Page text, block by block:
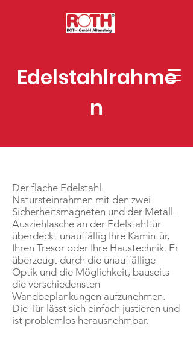
Edelstahlrahme
n
Der flache Edelstahl-
Natursteinrahmen mit den zwei
Sicherheitsmagneten und der Metall-
Ausziehlasche an der Edelstahltür
überdeckt unauffällig Ihre Kamintür,
Ihren Tresor oder Ihre Haustechnik. Er
überzeugt durch die unauffällige
Optik und die Möglichkeit, bauseits
die verschiedensten
Wandbeplankungen aufzunehmen.
Die Tür lässt sich einfach justieren und
ist problemlos herausnehmbar.